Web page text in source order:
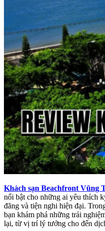
Khách sạn Beachfront Vũng
nổi bật cho những ai yêu thích
đãng và tiện nghi hiện đại.
bạn khám phá những trải
lại, từ vị trí lý tưởng cho đến